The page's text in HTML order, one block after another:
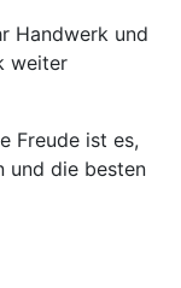
Handwerk und
weiter
Freude ist es,
und die besten